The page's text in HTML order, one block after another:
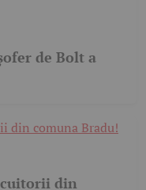
de Bolt a
din